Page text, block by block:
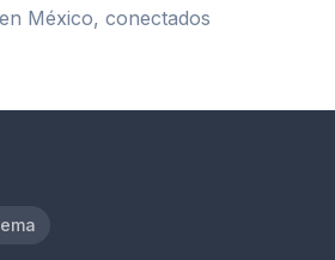
México, conectados